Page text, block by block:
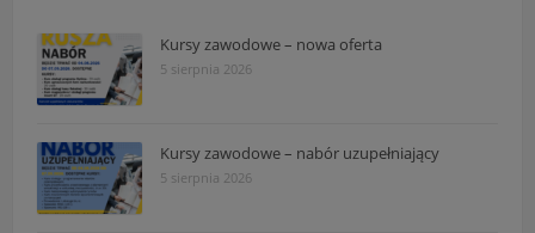
Kursy zawodowe – nowa oferta
5 sierpnia 2026
Kursy zawodowe – nabór uzupełniający
5 sierpnia 2026